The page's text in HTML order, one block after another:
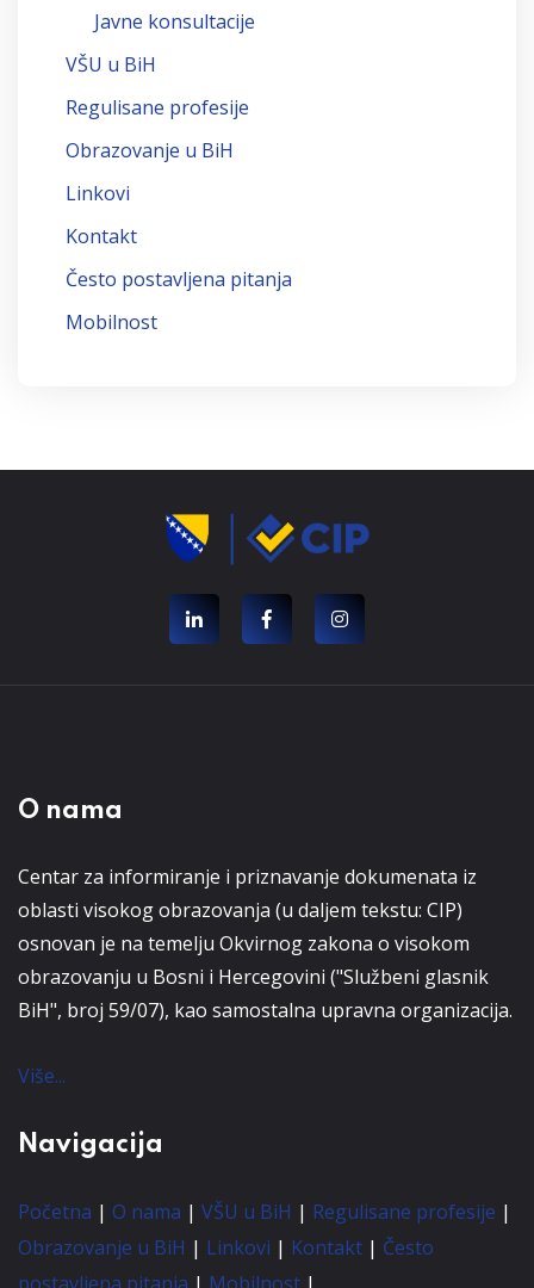
Javne konsultacije
VŠU u BiH
Regulisane profesije
Obrazovanje u BiH
Linkovi
Kontakt
Često postavljena pitanja
Mobilnost
O nama
Centar za informiranje i priznavanje dokumenata iz
oblasti visokog obrazovanja (u daljem tekstu: CIP)
osnovan je na temelju Okvirnog zakona o visokom
obrazovanju u Bosni i Hercegovini ("Službeni glasnik
BiH", broj 59/07), kao samostalna upravna organizacija.
Više...
Navigacija
Početna | O nama | VŠU u BiH | Regulisane profesije |
Obrazovanje u BiH | Linkovi | Kontakt | Često